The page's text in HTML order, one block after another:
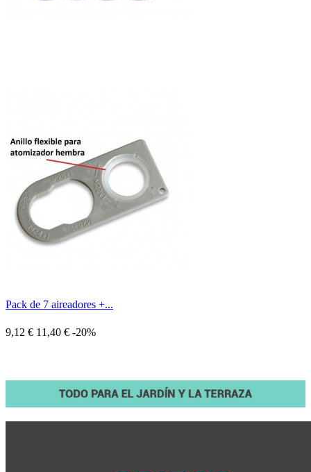
Pack de 7 aireadores +...
9,12 € 11,40 € -20%